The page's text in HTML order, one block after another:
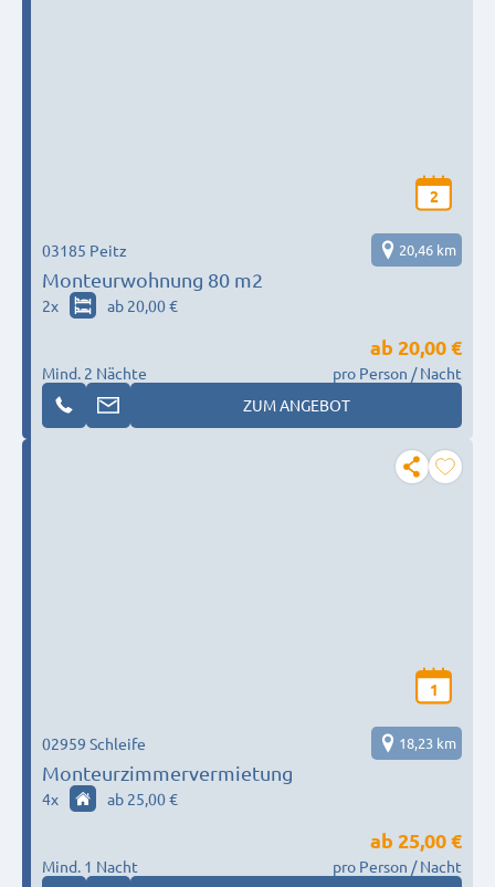
2
Monteurwohnung 80 m2
03185 Peitz 20,46 km
2x ab 20,00 €
Mind. 2 Nächte
ab 20,00 €
pro Person / Nacht
ZUM ANGEBOT
1
Monteurzimmervermietung
02959 Schleife 18,23 km
4x ab 25,00 €
Mind. 1 Nacht
ab 25,00 €
pro Person / Nacht